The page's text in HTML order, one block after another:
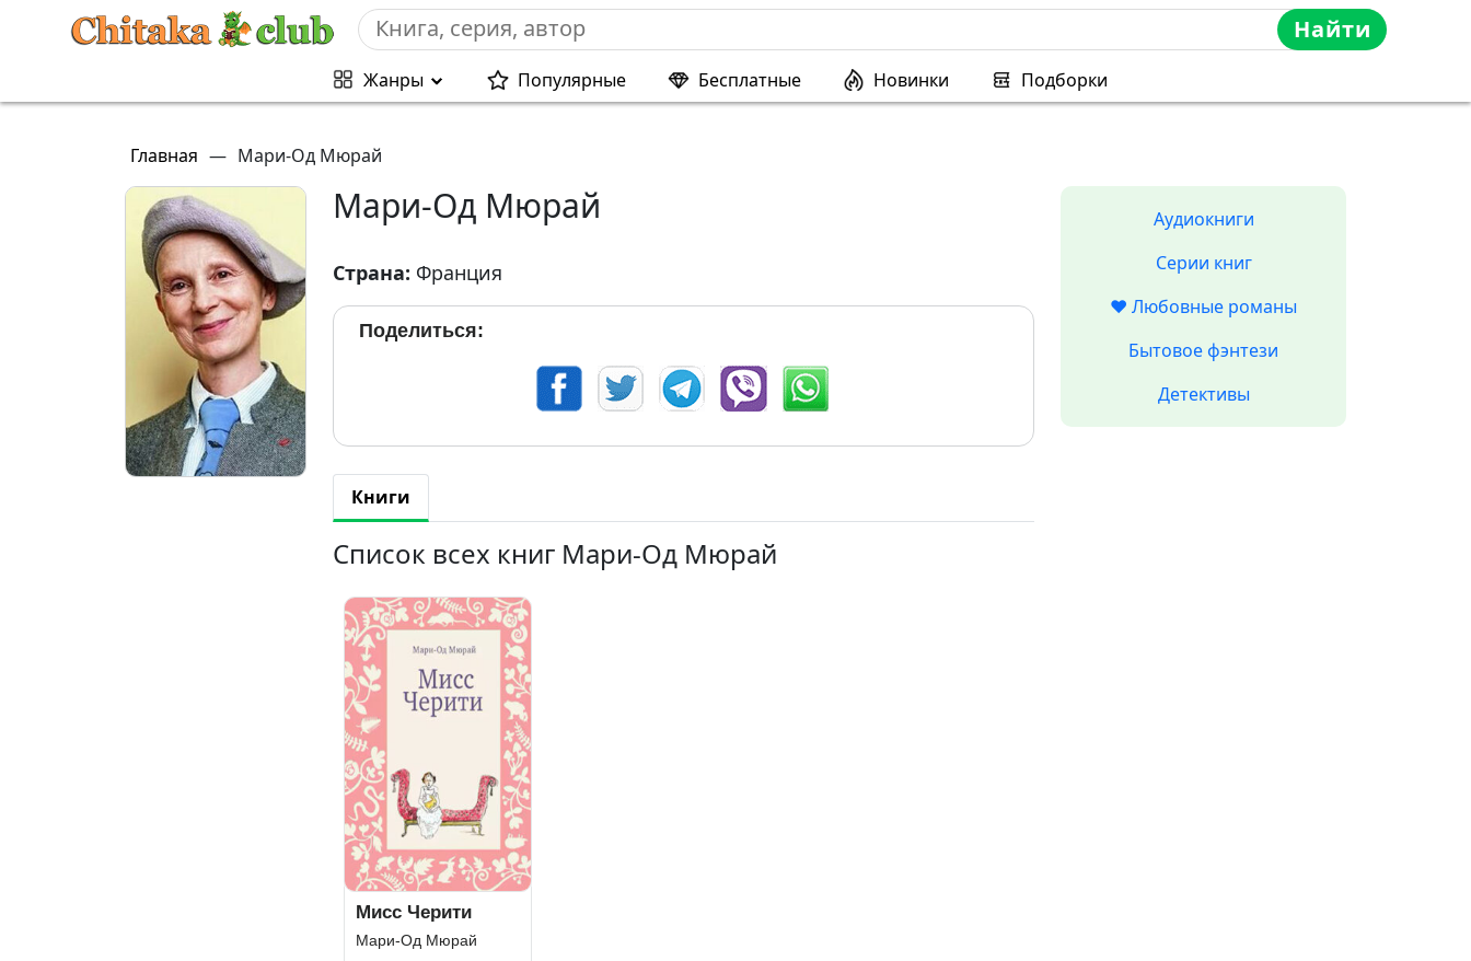
Найти
Жанры Популярные Бесплатные Новинки Подборки
Главная — Мари-Од Мюрай
Мари-Од Мюрай
Страна: Франция
Поделиться:
Книги
Список всех книг Мари-Од Мюрай
Мисс Черити
Мари-Од Мюрай
Аудиокниги
Серии книг
❤️ Любовные романы
Бытовое фэнтези
Детективы